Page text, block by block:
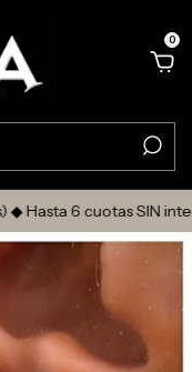
0
Hasta 6 cuotas SIN